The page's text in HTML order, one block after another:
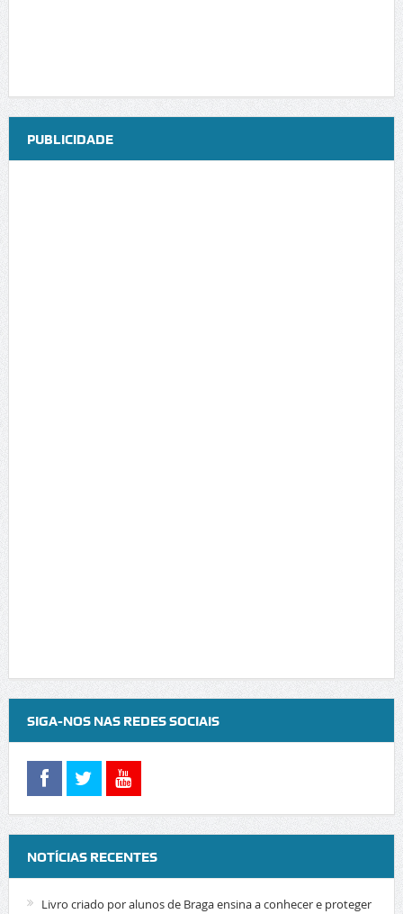
PUBLICIDADE
SIGA-NOS NAS REDES SOCIAIS
NOTÍCIAS RECENTES
Livro criado por alunos de Braga ensina a conhecer e proteger